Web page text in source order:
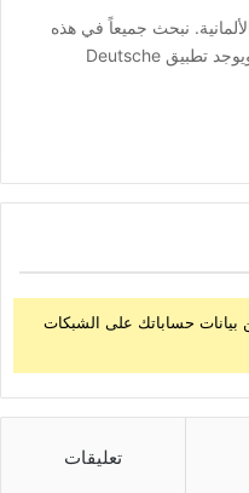
نبحث جميعاً في هذه
الأيام، عن الأخبار بسرعة وبدون تعقيد، ويوجد تطبيق Deutsche
بيانات حساباتك على الشبكات
تعليقات